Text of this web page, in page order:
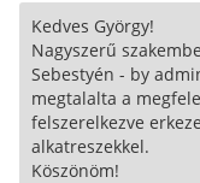
Kedves György!
Nagyszerű
Sebestyén - by
megtalalta a
felszerelkezve
alkatreszekkel.
Köszönöm!